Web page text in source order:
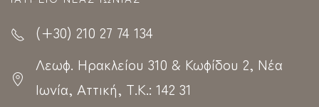
(+30) 210 27 74 134
Λεωφ. Ηρακλείου 310 & Κωφίδου 2, Νέα
Ιωνία, Αττική, Τ.Κ.: 142 31